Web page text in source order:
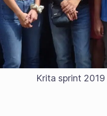
Krita sprint